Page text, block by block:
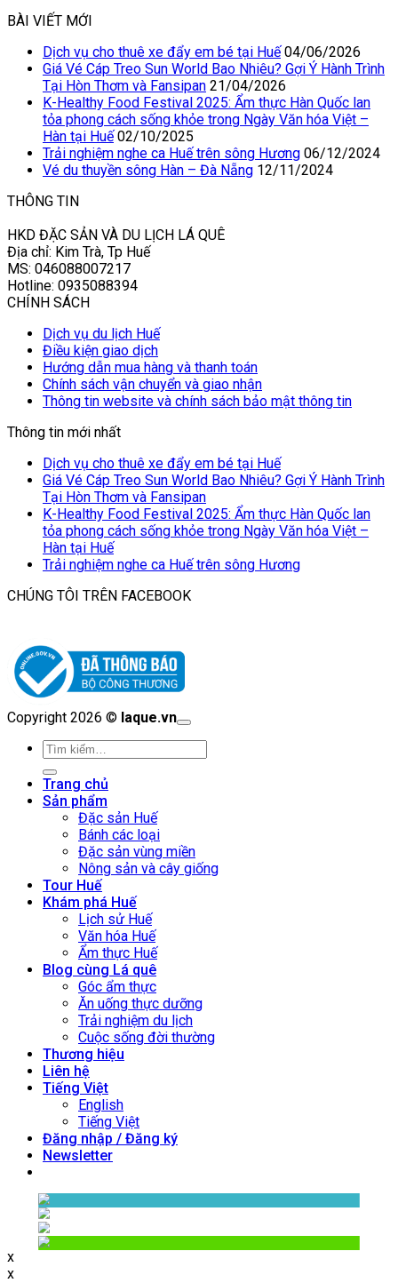
130.000₫.
BÀI VIẾT MỚI
Dịch vụ cho thuê xe đẩy em bé tại Huế 04/06/2026
Giá Vé Cáp Treo Sun World Bao Nhiêu? Gợi Ý Hành Trình
Tại Hòn Thơm và Fansipan 21/04/2026
K-Healthy Food Festival 2025: Ẩm thực Hàn Quốc lan
tỏa phong cách sống khỏe trong Ngày Văn hóa Việt –
Hàn tại Huế 02/10/2025
Trải nghiệm nghe ca Huế trên sông Hương 06/12/2024
Vé du thuyền sông Hàn – Đà Nẵng 12/11/2024
THÔNG TIN
HKD ĐẶC SẢN VÀ DU LỊCH LÁ QUÊ
Địa chỉ: Kim Trà, Tp Huế
MS: 046088007217
Hotline: 0935088394
CHÍNH SÁCH
Dịch vụ du lịch Huế
Điều kiện giao dịch
Hướng dẫn mua hàng và thanh toán
Chính sách vận chuyển và giao nhận
Thông tin website và chính sách bảo mật thông tin
Thông tin mới nhất
Dịch vụ cho thuê xe đẩy em bé tại Huế
Giá Vé Cáp Treo Sun World Bao Nhiêu? Gợi Ý Hành Trình
Tại Hòn Thơm và Fansipan
K-Healthy Food Festival 2025: Ẩm thực Hàn Quốc lan
tỏa phong cách sống khỏe trong Ngày Văn hóa Việt –
Hàn tại Huế
Trải nghiệm nghe ca Huế trên sông Hương
CHÚNG TÔI TRÊN FACEBOOK
Copyright 2026 © laque.vn
Tìm
kiếm:
Trang chủ
Sản phẩm
Đặc sản Huế
Bánh các loại
Đặc sản vùng miền
Nông sản và cây giống
Tour Huế
Khám phá Huế
Lịch sử Huế
Văn hóa Huế
Ẩm thực Huế
Blog cùng Lá quê
Góc ẩm thực
Ăn uống thực dưỡng
Trải nghiệm du lịch
Cuộc sống đời thường
Thương hiệu
Liên hệ
Tiếng Việt
English
Tiếng Việt
Đăng nhập / Đăng ký
Newsletter
x
x